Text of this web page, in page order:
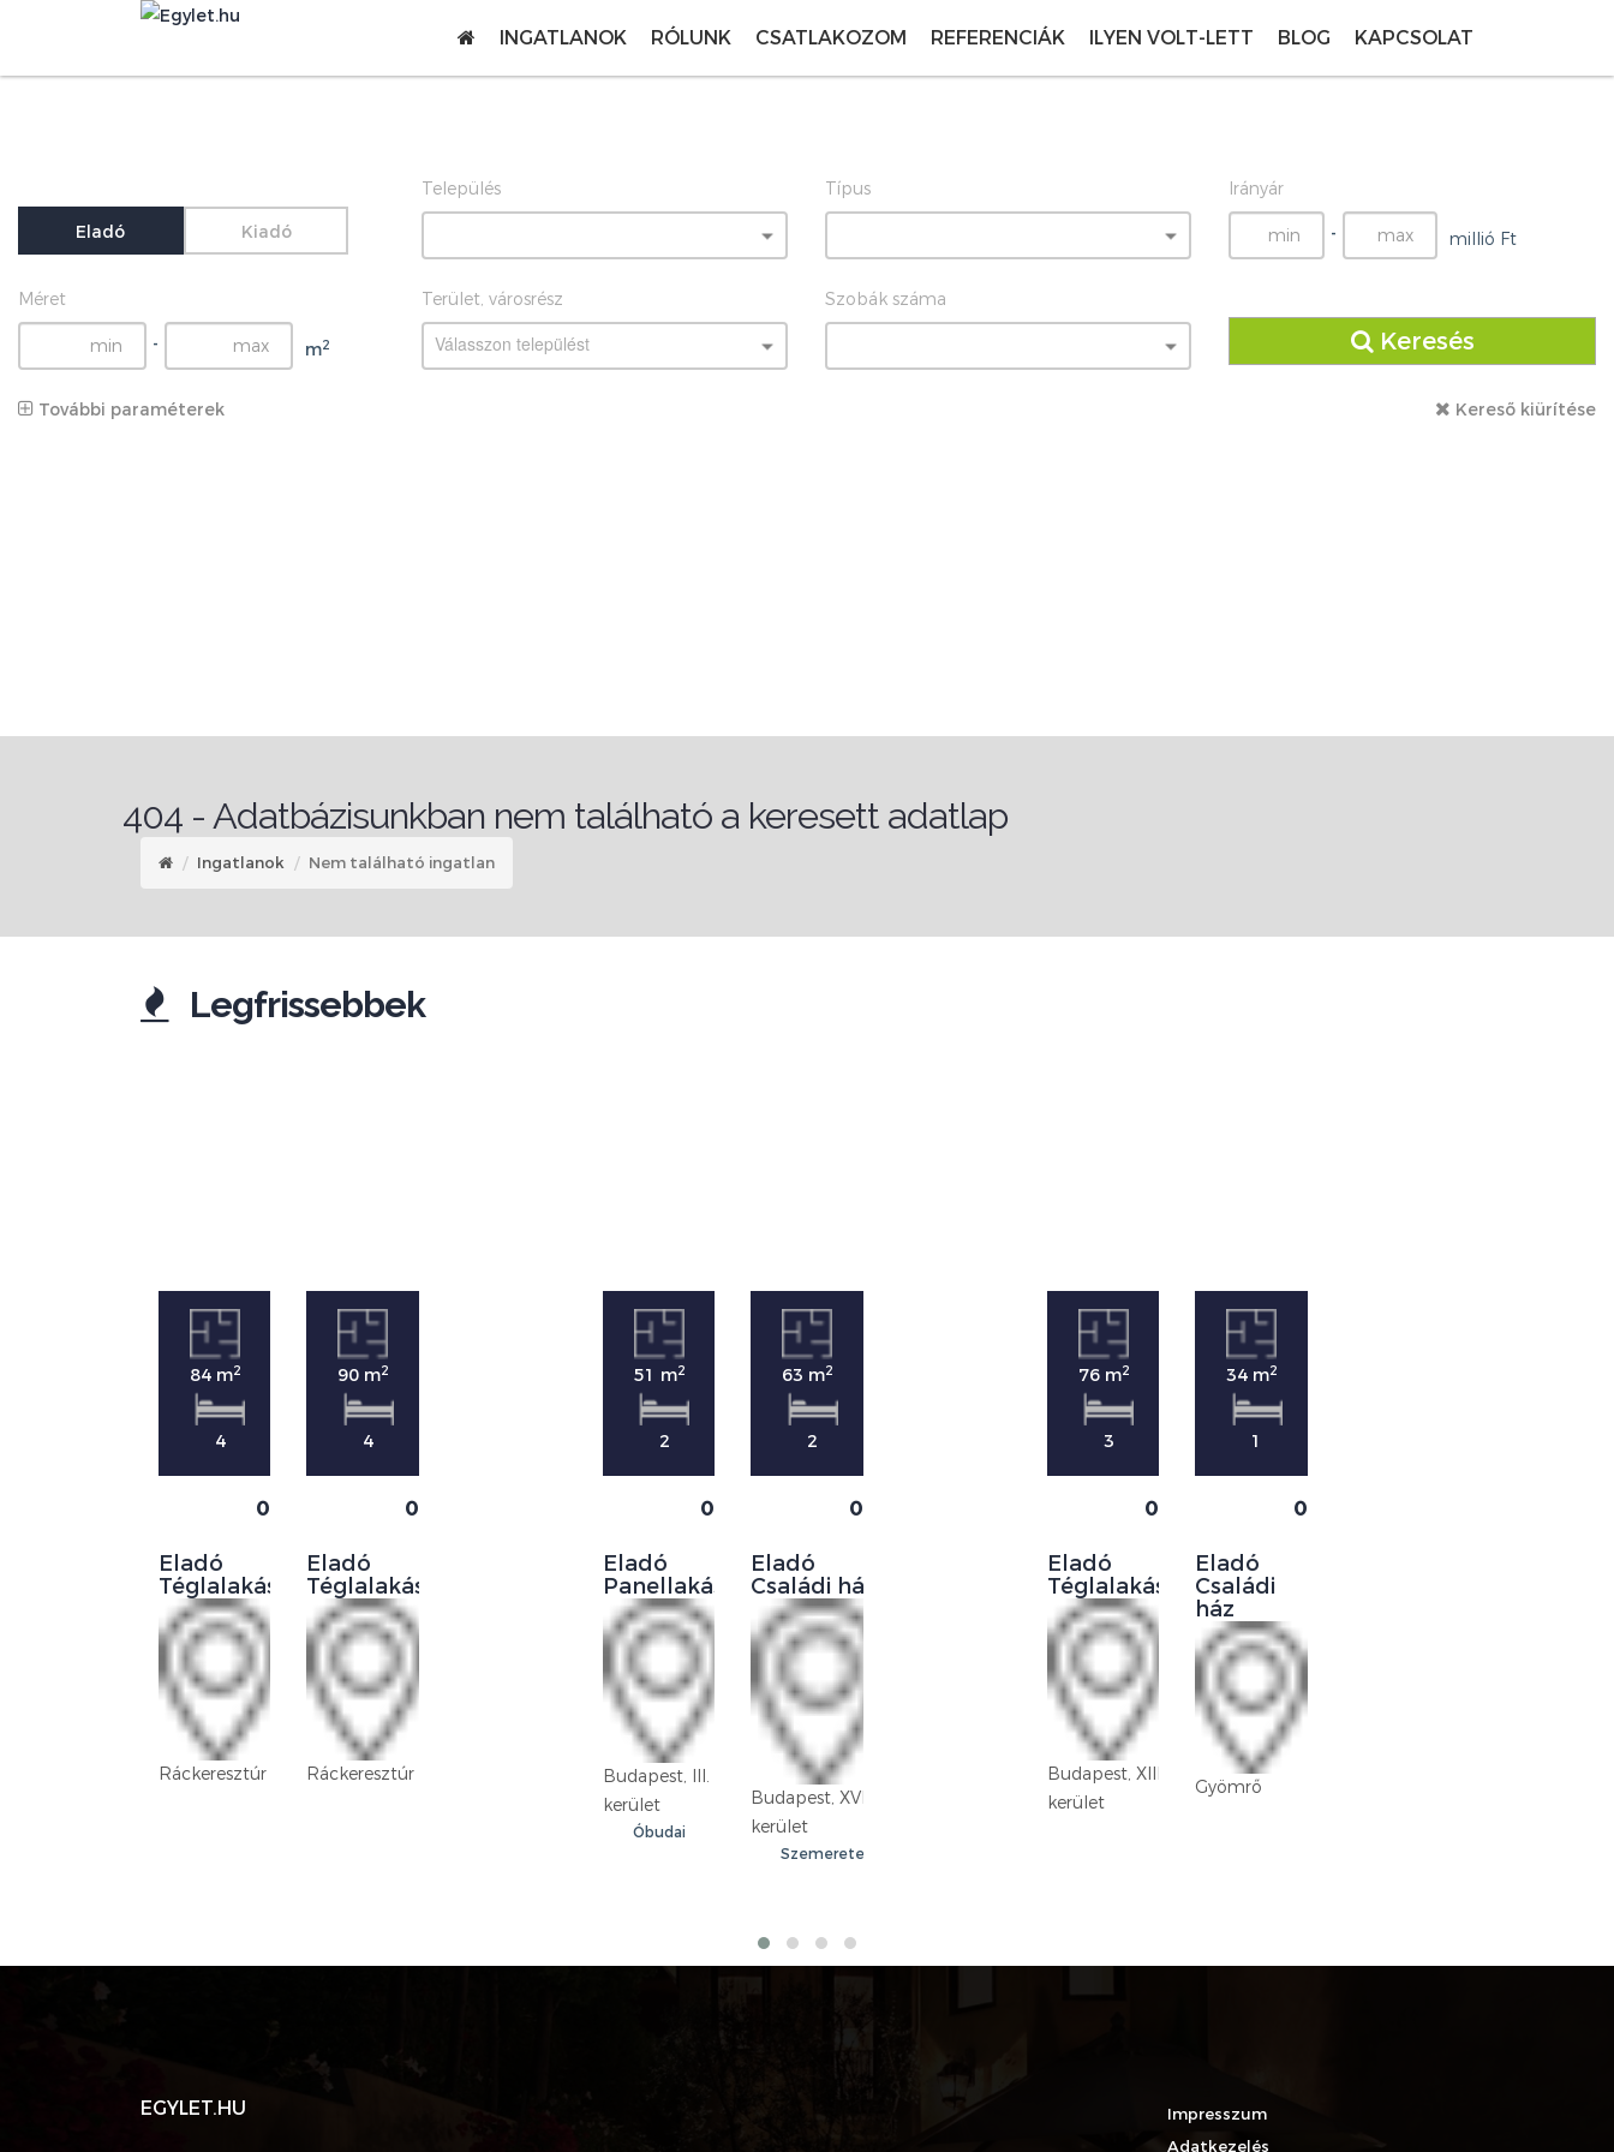
INGATLANOK RÓLUNK CSATLAKOZOM REFERENCIÁK ILYEN VOLT-LETT BLOG KAPCSOLAT
Eladó Kiadó
Település Típus
Irányár
-
millió Ft
Méret
-
m2
Terület, városrész
Válasszon települést
Szobák száma
Keresés
További paraméterek Kereső kiürítése
404 - Adatbázisunkban nem található a keresett adatlap
Ingatlanok Nem található ingatlan
Legfrissebbek
84 m2
4
0
Eladó
Téglalakás
Ráckeresztúr
90 m2
4
0
Eladó
Téglalakás
Ráckeresztúr
51 m2
2
0
Eladó
Panellakás
Budapest, III.
kerület
Óbudai
63 m2
2
0
Eladó
Családi ház
Budapest, XVIII.
kerület
Szemeretelep
76 m2
3
0
Eladó
Téglalakás
Budapest, XIII.
kerület
34 m2
1
0
Eladó
Családi
ház
Gyömrő
EGYLET.HU
Impresszum
Adatkezelés